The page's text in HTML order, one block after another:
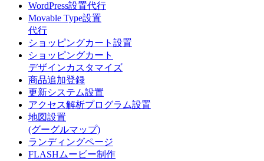
WordPress設置代行
Movable Type設置
代行
ショッピングカート設置
ショッピングカート
デザインカスタマイズ
商品追加登録
更新システム設置
アクセス解析プログラム設置
地図設置
(グーグルマップ)
ランディングページ
FLASHムービー制作